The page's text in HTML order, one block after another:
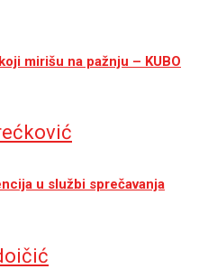
mirišu na pažnju – KUBO
u službi sprečavanja